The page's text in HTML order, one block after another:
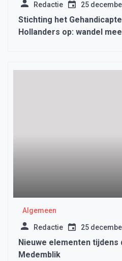
Redactie 25
Stichting het
Hollanders op: wandel
Algemeen
Redactie 25
Nieuwe elementen tijdens
Medemblik